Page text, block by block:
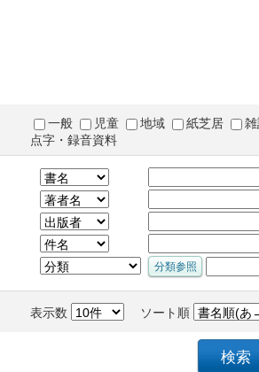
一般 児童 地域 紙芝居
点字・録音資料
表示数 ソート順